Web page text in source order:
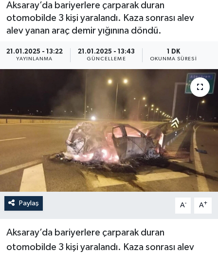
Aksaray’da bariyerlere çarparak duran
otomobilde 3 kişi yaralandı. Kaza sonrası alev
alev yanan araç demir yığınına döndü.
21.01.2025 - 13:22
YAYINLANMA
21.01.2025 - 13:43
GÜNCELLEME
1 DK
OKUNMA SÜRESI
Paylaş A- A+
Aksaray’da bariyerlere çarparak duran
otomobilde 3 kişi yaralandı. Kaza sonrası alev
ÖZEL HABER
RÖPORTAJLAR
GÜNCEL
YAŞAM
Yerel